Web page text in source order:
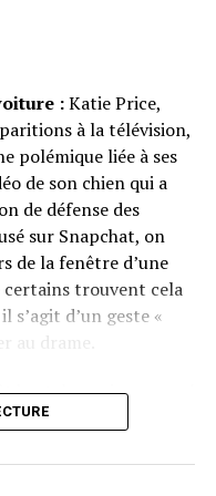
chiens
cette passion.
très engagée pour la
qu’elle adore et
ses réseaux sociaux.
laprotection des
cas de catastrophe
loin. Elle a déjà confié
pour elle que sa
Elle aime leur
pensées
avoir toujours un
:Katie Price,
à la télévision,
polémique liée à ses
de son chien qui a
de défense des
sur Snapchat, on
de la fenêtre d’une
certains trouvent cela
s’agit d’un geste «
au drame.
brutal, un virage serré
suffire à provoquer
Pour PETA, cette